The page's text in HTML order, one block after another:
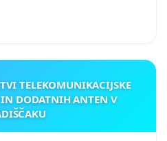
TELEKOMUNIKACIJSKE
IN DODATNIH ANTEN V